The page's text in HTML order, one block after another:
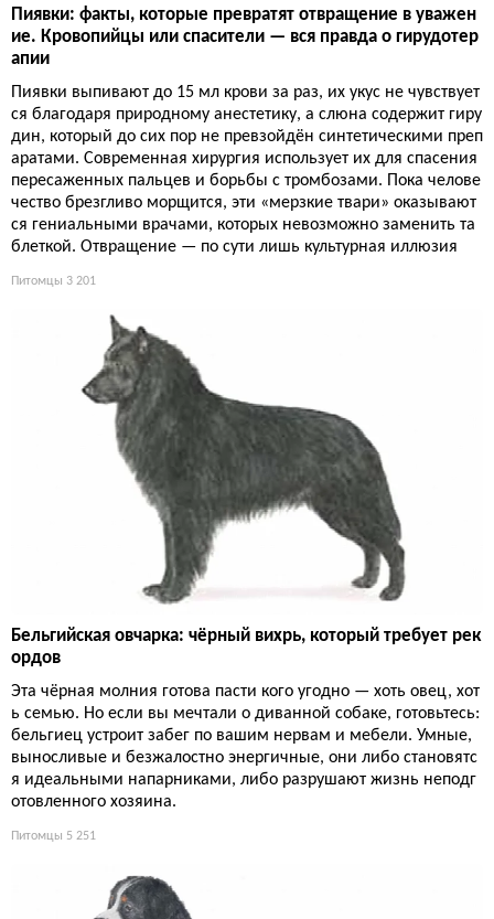
Пиявки: факты, которые превратят отвращение в уважен
ие. Кровопийцы или спасители — вся правда о гирудотер
апии
Пиявки выпивают до 15 мл крови за раз, их укус не чувствует
ся благодаря природному анестетику, а слюна содержит гиру
дин, который до сих пор не превзойдён синтетическими преп
аратами. Современная хирургия использует их для спасения
пересаженных пальцев и борьбы с тромбозами. Пока челове
чество брезгливо морщится, эти «мерзкие твари» оказывают
ся гениальными врачами, которых невозможно заменить та
блеткой. Отвращение — по сути лишь культурная иллюзия
Питомцы 3 201
Бельгийская овчарка: чёрный вихрь, который требует рек
ордов
Эта чёрная молния готова пасти кого угодно — хоть овец, хот
ь семью. Но если вы мечтали о диванной собаке, готовьтесь:
бельгиец устроит забег по вашим нервам и мебели. Умные,
выносливые и безжалостно энергичные, они либо становятс
я идеальными напарниками, либо разрушают жизнь неподг
отовленного хозяина.
Питомцы 5 251